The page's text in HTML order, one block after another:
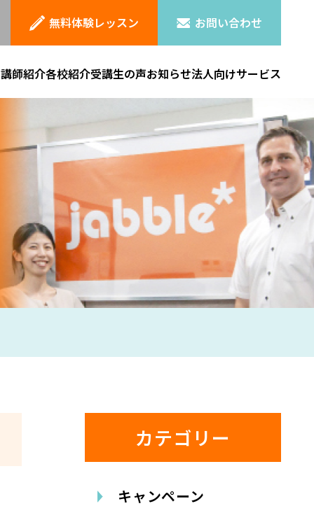
無料体験レッスン お問い合わせ
講師紹介各校紹介受講生の声お知らせ法人向けサービス
カテゴリー
キャンペーン